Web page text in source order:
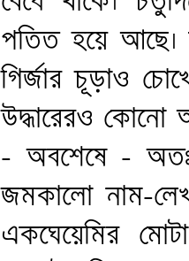
পতিত হয়ে আছে।
গির্জার চূড়াও
উদ্ধারেরও কোনো
- অবশেষে –
জমকালো নাম-
একঘেয়েমির